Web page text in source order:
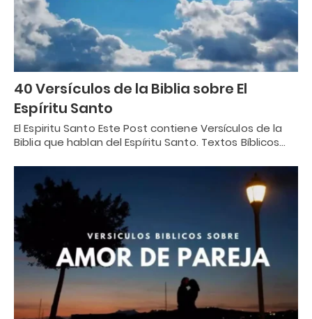
40 Versículos de la Biblia sobre El
Espíritu Santo
El Espiritu Santo Este Post contiene Versículos de la
Biblia que hablan del Espíritu Santo. Textos Bíblicos…